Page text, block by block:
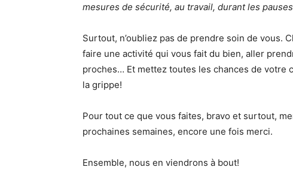
mesures de sécurité, au travail, durant les
Surtout, n’oubliez pas de prendre soin de vous.
faire une activité qui vous fait du bien, aller
proches… Et mettez toutes les chances de votre
la grippe!
Pour tout ce que vous faites, bravo et surtout,
prochaines semaines, encore une fois merci.
Ensemble, nous en viendrons à bout!